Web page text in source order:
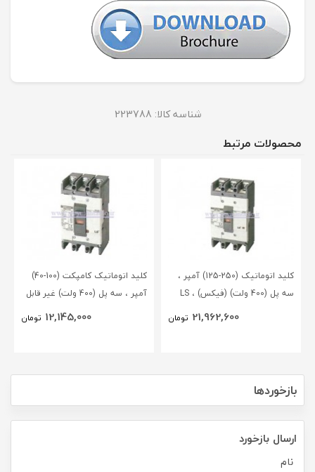
شناسه کالا: 223788
محصولات مرتبط
کلید اتوماتیک (250-125) آمپر ،
سه پل (400 ولت) (فیکس) ، LS
21,962,600 تومان
کلید اتوماتیک کامپکت (100-40)
آمپر ، سه پل (400 ولت) غیر قابل
12,145,000 تومان
بازخوردها
ارسال بازخورد
نام